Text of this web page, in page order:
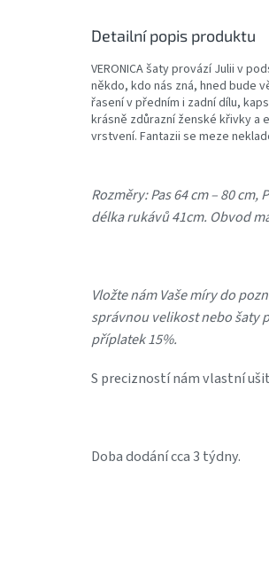
Detailní popis produktu
VERONICA šaty provází Julii v
někdo, kdo nás zná, hned bude
řasení v předním i zadní dílu,
krásně zdůrazní ženské křivky a
vrstvení. Fantazii se meze
Rozměry: Pas 64 cm – 80 cm,
délka rukávů 41cm. Obvod
Vložte nám Vaše míry do
správnou velikost nebo šaty
příplatek 15%.
S precizností nám vlastní ušit
Doba dodání cca 3 týdny.